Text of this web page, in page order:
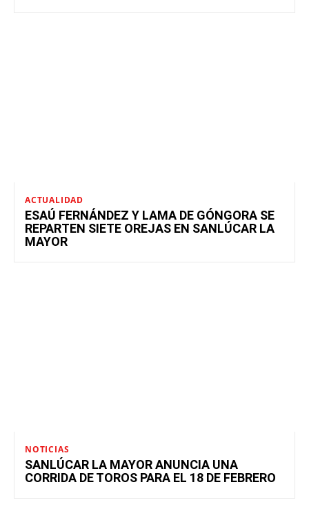
ACTUALIDAD
ESAÚ FERNÁNDEZ Y LAMA DE GÓNGORA SE
REPARTEN SIETE OREJAS EN SANLÚCAR LA
MAYOR
NOTICIAS
SANLÚCAR LA MAYOR ANUNCIA UNA
CORRIDA DE TOROS PARA EL 18 DE FEBRERO